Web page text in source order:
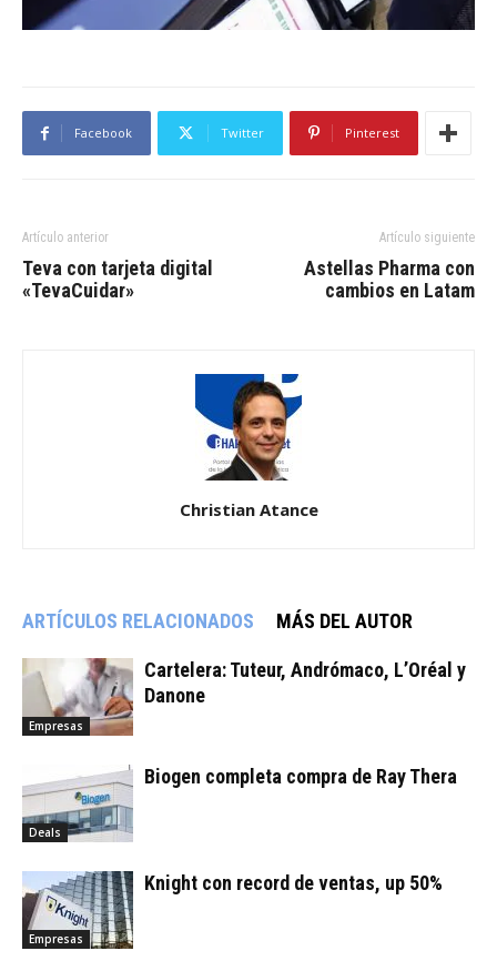
Facebook Twitter Pinterest
Artículo anterior
Teva con tarjeta digital
«TevaCuidar»
Artículo siguiente
Astellas Pharma con
cambios en Latam
Christian Atance
ARTÍCULOS RELACIONADOS MÁS DEL AUTOR
Empresas
Cartelera: Tuteur, Andrómaco, L’Oréal y
Danone
Deals
Biogen completa compra de Ray Thera
Empresas
Knight con record de ventas, up 50%